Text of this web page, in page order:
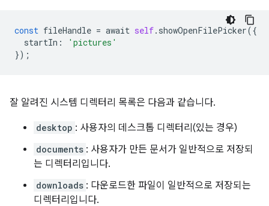
const fileHandle = await self. showOpenFilePicker({
startIn :
'pictures'
});
잘 알려진 시스템 디렉터리 목록은 다음과 같습니다.
desktop : 사용자의 데스크톱 디렉터리(있는 경우)
documents : 사용자가 만든 문서가 일반적으로 저장되
는 디렉터리입니다.
downloads : 다운로드한 파일이 일반적으로 저장되는
디렉터리입니다.